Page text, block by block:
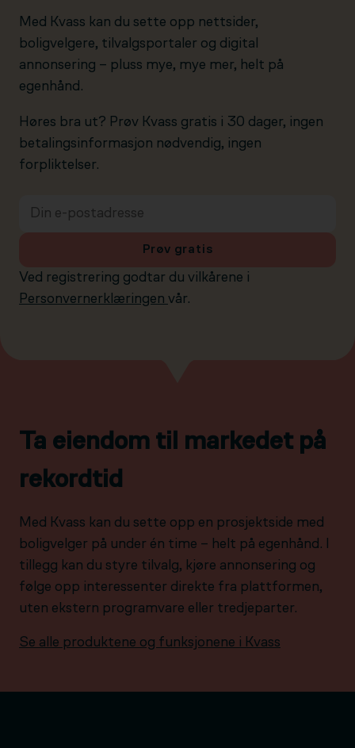
Med Kvass kan du sette opp nettsider,
boligvelgere, tilvalgsportaler og digital
annonsering – pluss mye, mye mer, helt på
egenhånd.
Høres bra ut? Prøv Kvass gratis i 30 dager, ingen
betalingsinformasjon nødvendig, ingen
forpliktelser.
Ved registrering godtar du vilkårene i
Personvernerklæringen vår.
Prøv gratis
Ta eiendom til markedet på
rekordtid
Med Kvass kan du sette opp en prosjektside med
boligvelger på under én time – helt på egenhånd. I
tillegg kan du styre tilvalg, kjøre annonsering og
følge opp interessenter direkte fra plattformen,
uten ekstern programvare eller tredjeparter.
Se alle produktene og funksjonene i Kvass